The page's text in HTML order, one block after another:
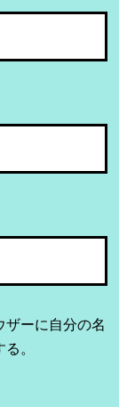
ザーに自分の名
。